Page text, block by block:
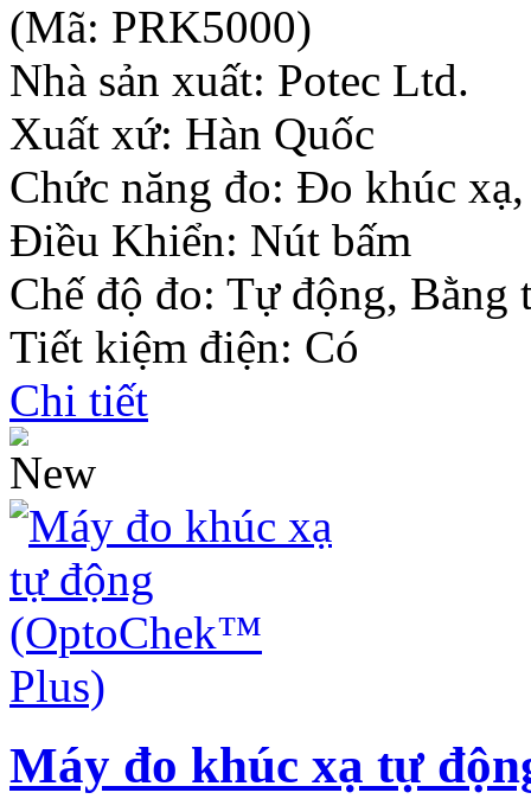
(Mã: PRK5000)
Nhà sản xuất: Potec Ltd.
Xuất xứ: Hàn Quốc
Chức năng đo: Đo khúc
Điều Khiển: Nút bấm
Chế độ đo: Tự động, Bằng
Tiết kiệm điện: Có
Chi tiết
Máy đo khúc xạ tự